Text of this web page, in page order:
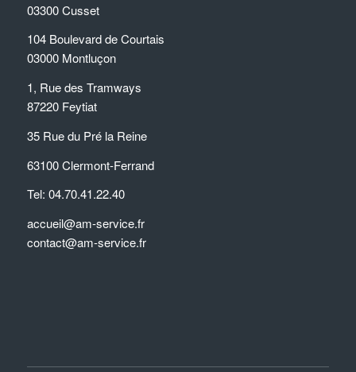
03300 Cusset
104 Boulevard de Courtais
03000 Montluçon
1, Rue des Tramways
87220 Feytiat
35 Rue du Pré la Reine
63100 Clermont-Ferrand
Tel: 04.70.41.22.40
accueil@am-service.fr
contact@am-service.fr